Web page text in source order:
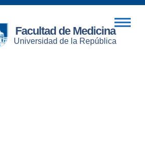
Facultad de Medicina
Universidad de la República